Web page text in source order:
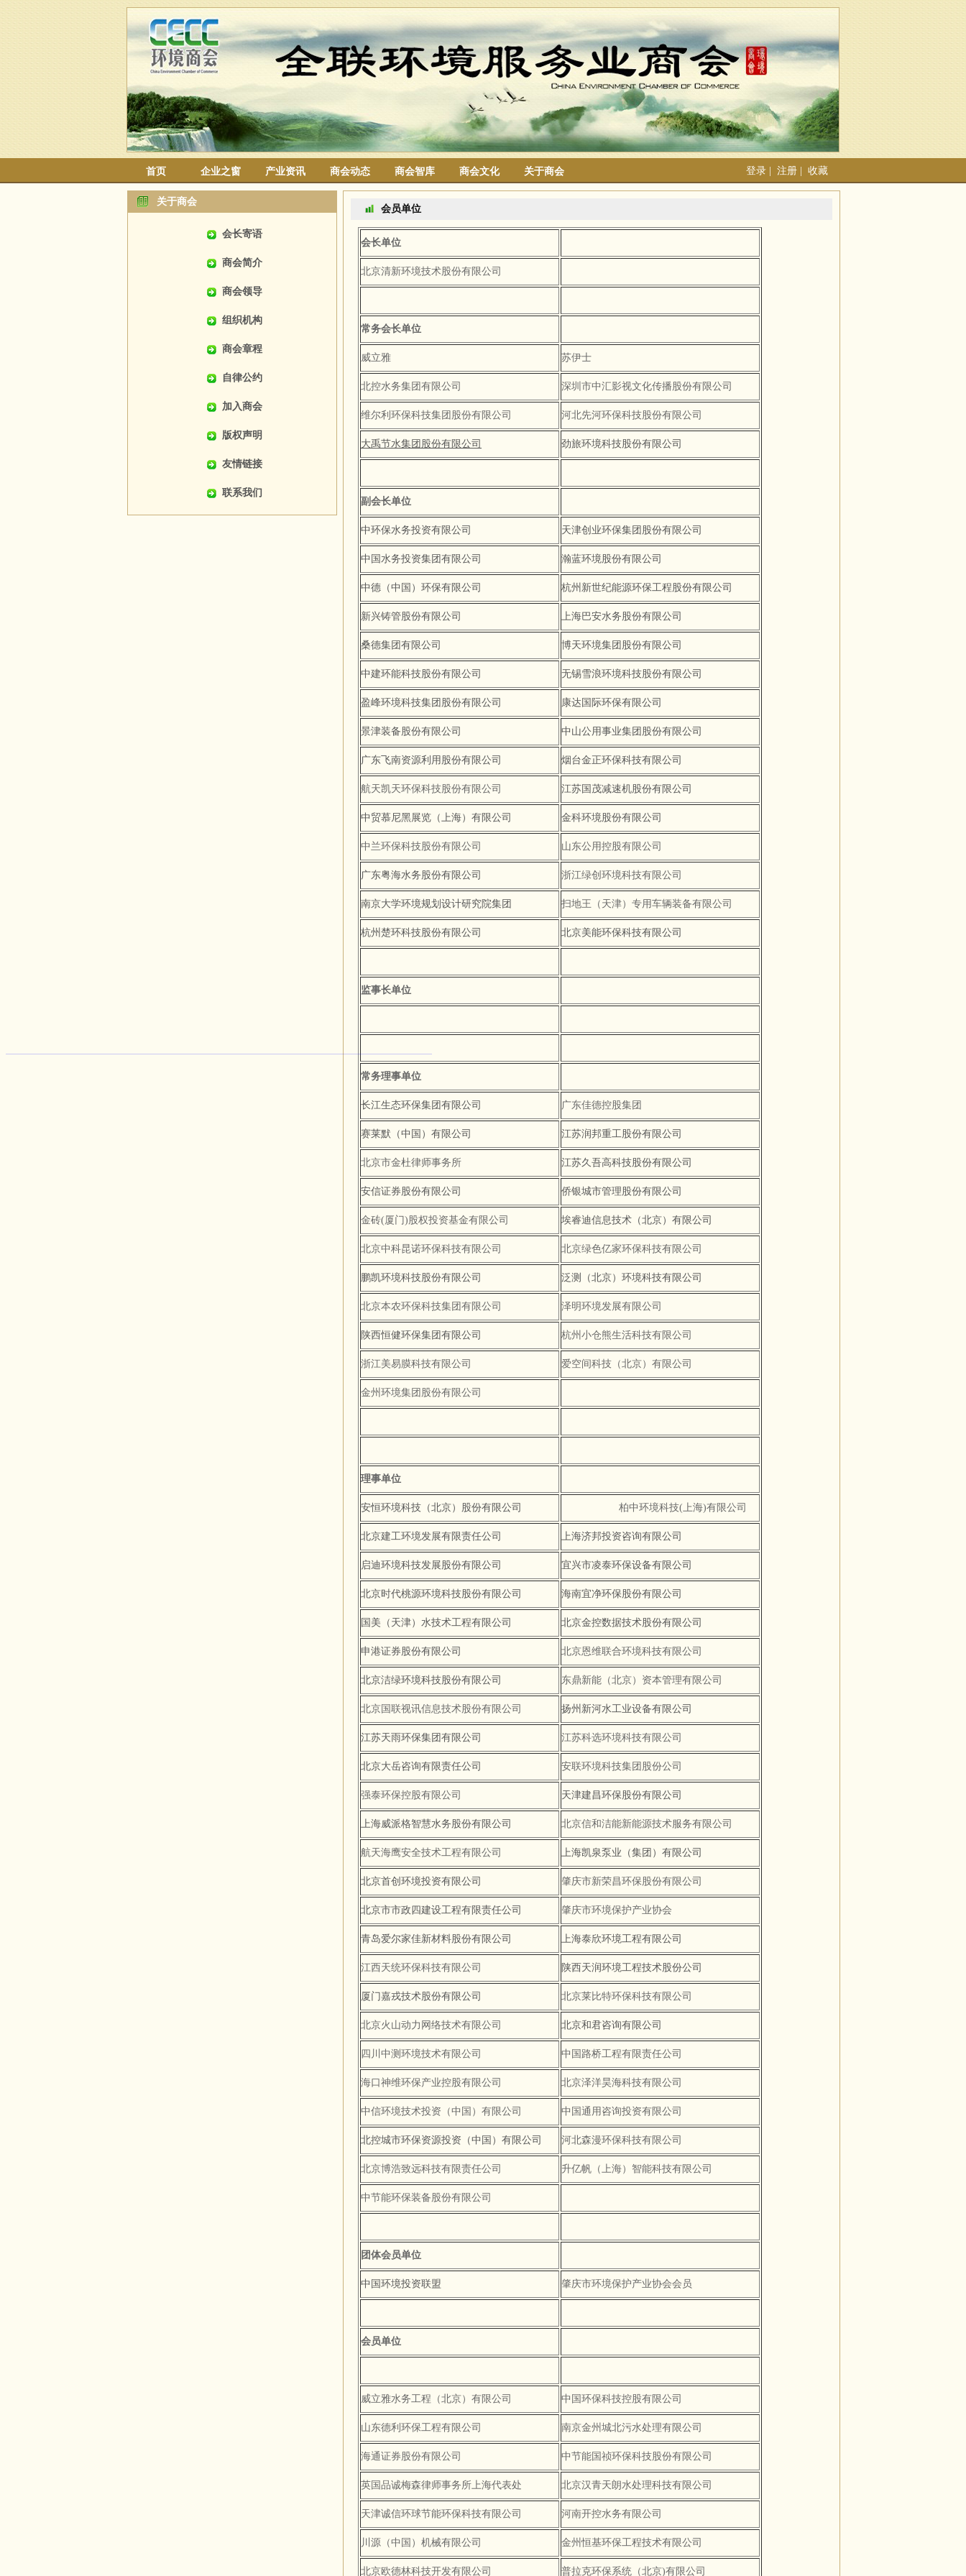
首页 企业之窗 产业资讯 商会动态 商会智库 商会文化 关于商会 登录 注册 收藏
关于商会
会长寄语
商会简介
商会领导
组织机构
商会章程
自律公约
加入商会
版权声明
友情链接
联系我们
会员单位
会长单位
北京清新环境技术股份有限公司
常务会长单位
威立雅 苏伊士
北控水务集团有限公司 深圳市中汇影视文化传播股份有限公司
维尔利环保科技集团股份有限公司 河北先河环保科技股份有限公司
大禹节水集团股份有限公司 劲旅环境科技股份有限公司
副会长单位
中环保水务投资有限公司 天津创业环保集团股份有限公司
中国水务投资集团有限公司 瀚蓝环境股份有限公司
中德（中国）环保有限公司 杭州新世纪能源环保工程股份有限公司
新兴铸管股份有限公司 上海巴安水务股份有限公司
桑德集团有限公司 博天环境集团股份有限公司
中建环能科技股份有限公司 无锡雪浪环境科技股份有限公司
盈峰环境科技集团股份有限公司 康达国际环保有限公司
景津装备股份有限公司 中山公用事业集团股份有限公司
广东飞南资源利用股份有限公司 烟台金正环保科技有限公司
航天凯天环保科技股份有限公司 江苏国茂减速机股份有限公司
中贸慕尼黑展览（上海）有限公司 金科环境股份有限公司
中兰环保科技股份有限公司 山东公用控股有限公司
广东粤海水务股份有限公司 浙江绿创环境科技有限公司
南京大学环境规划设计研究院集团 扫地王（天津）专用车辆装备有限公司
杭州楚环科技股份有限公司 北京美能环保科技有限公司
监事长单位
常务理事单位
长江生态环保集团有限公司 广东佳德控股集团
赛莱默（中国）有限公司 江苏润邦重工股份有限公司
北京市金杜律师事务所 江苏久吾高科技股份有限公司
安信证券股份有限公司 侨银城市管理股份有限公司
金砖(厦门)股权投资基金有限公司 埃睿迪信息技术（北京）有限公司
北京中科昆诺环保科技有限公司 北京绿色亿家环保科技有限公司
鹏凯环境科技股份有限公司 泛测（北京）环境科技有限公司
北京本农环保科技集团有限公司 泽明环境发展有限公司
陕西恒健环保集团有限公司 杭州小仓熊生活科技有限公司
浙江美易膜科技有限公司 爱空间科技（北京）有限公司
金州环境集团股份有限公司
理事单位
安恒环境科技（北京）股份有限公司 柏中环境科技(上海)有限公司
北京建工环境发展有限责任公司 上海济邦投资咨询有限公司
启迪环境科技发展股份有限公司 宜兴市凌泰环保设备有限公司
北京时代桃源环境科技股份有限公司 海南宜净环保股份有限公司
国美（天津）水技术工程有限公司 北京金控数据技术股份有限公司
申港证券股份有限公司 北京恩维联合环境科技有限公司
北京洁绿环境科技股份有限公司 东鼎新能（北京）资本管理有限公司
北京国联视讯信息技术股份有限公司 扬州新河水工业设备有限公司
江苏天雨环保集团有限公司 江苏科选环境科技有限公司
北京大岳咨询有限责任公司 安联环境科技集团股份公司
强泰环保控股有限公司 天津建昌环保股份有限公司
上海威派格智慧水务股份有限公司 北京信和洁能新能源技术服务有限公司
航天海鹰安全技术工程有限公司 上海凯泉泵业（集团）有限公司
北京首创环境投资有限公司 肇庆市新荣昌环保股份有限公司
北京市市政四建设工程有限责任公司 肇庆市环境保护产业协会
青岛爱尔家佳新材料股份有限公司 上海泰欣环境工程有限公司
江西天统环保科技有限公司 陕西天润环境工程技术股份公司
厦门嘉戎技术股份有限公司 北京莱比特环保科技有限公司
北京火山动力网络技术有限公司 北京和君咨询有限公司
四川中测环境技术有限公司 中国路桥工程有限责任公司
海口神维环保产业控股有限公司 北京泽洋昊海科技有限公司
中信环境技术投资（中国）有限公司 中国通用咨询投资有限公司
北控城市环保资源投资（中国）有限公司 河北森漫环保科技有限公司
北京博浩致远科技有限责任公司 升亿帆（上海）智能科技有限公司
中节能环保装备股份有限公司
团体会员单位
中国环境投资联盟 肇庆市环境保护产业协会会员
会员单位
威立雅水务工程（北京）有限公司 中国环保科技控股有限公司
山东德利环保工程有限公司 南京金州城北污水处理有限公司
海通证券股份有限公司 中节能国祯环保科技股份有限公司
英国品诚梅森律师事务所上海代表处 北京汉青天朗水处理科技有限公司
天津诚信环球节能环保科技有限公司 河南开控水务有限公司
川源（中国）机械有限公司 金州恒基环保工程技术有限公司
北京欧德林科技开发有限公司 普拉克环保系统（北京)有限公司